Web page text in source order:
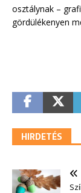
osztálynak –
gördülékenyen
HIRDETÉS